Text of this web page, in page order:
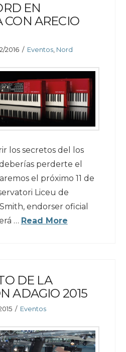
EN
CON ARECIO
2016 Eventos Nord
los secretos del los
perderte el
el próximo 11 de
Liceu de
endorser oficial
… Read More
DE LA
ADAGIO 2015
Eventos